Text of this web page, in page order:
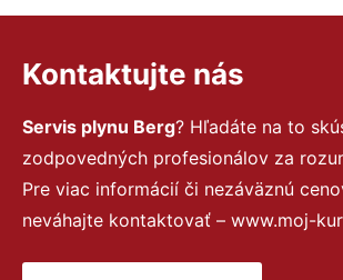
Kontaktujte nás
Servis plynu Berg? Hľadáte na to
zodpovedných profesionálov za
Pre viac informácií či nezáväznú
neváhajte kontaktovať – www.moj-